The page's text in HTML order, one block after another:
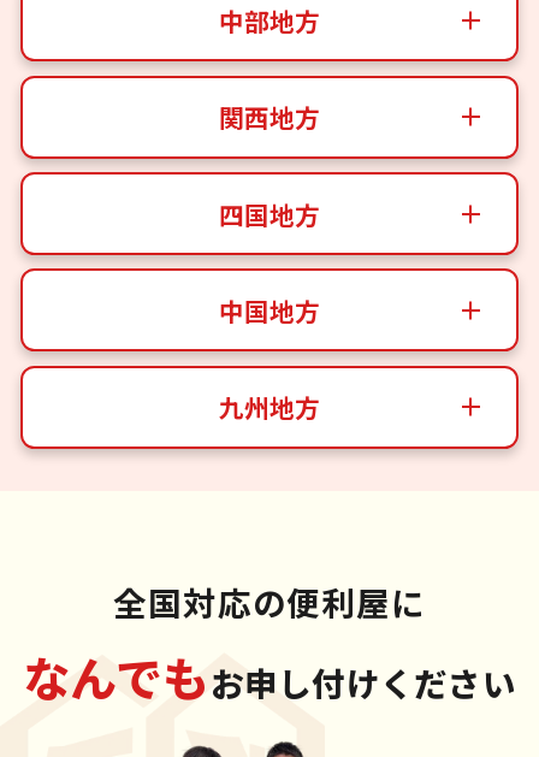
中部地方
関西地方
四国地方
中国地方
九州地方
全国対応の便利屋に
なんでもお申し付けください